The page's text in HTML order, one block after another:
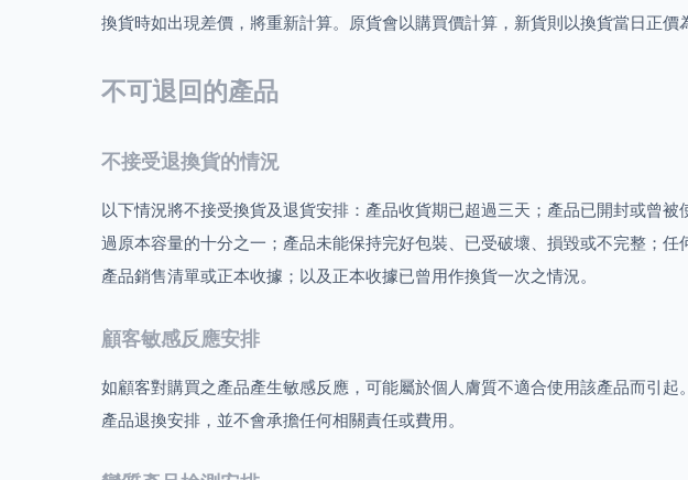
換貨時如出現差價，將重新計算。原貨會以購買價計算，新貨則以換貨當日正價
不可退回的產品
不接受退換貨的情況
以下情況將不接受換貨及退貨安排：產品收貨期已超過三天；產品已開封或曾
過原本容量的十分之一；產品未能保持完好包裝、已受破壞、損毀或不完整；
產品銷售清單或正本收據；以及正本收據已曾用作換貨一次之情況。
顧客敏感反應安排
如顧客對購買之產品產生敏感反應，可能屬於個人膚質不適合使用該產品而引
產品退換安排，並不會承擔任何相關責任或費用。